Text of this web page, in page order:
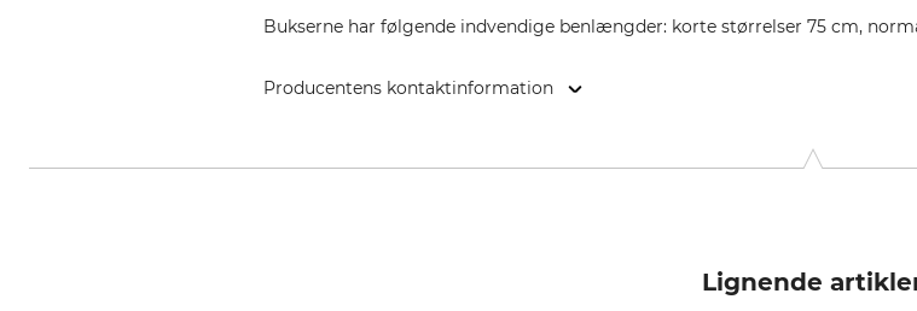
Bukserne har følgende indvendige benlængder: korte størrelser 75 cm,
Producentens kontaktinformation
Lignende